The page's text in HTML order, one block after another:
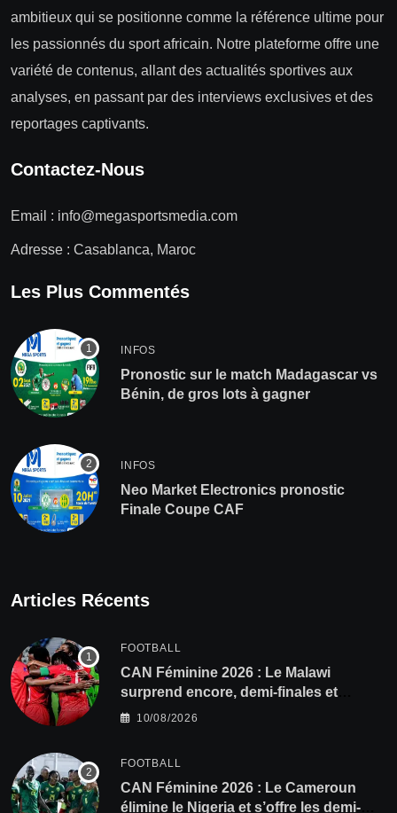
ambitieux qui se positionne comme la référence ultime pour
les passionnés du sport africain. Notre plateforme offre une
variété de contenus, allant des actualités sportives aux
analyses, en passant par des interviews exclusives et des
reportages captivants.
Contactez-Nous
Email : info@megasportsmedia.com
Adresse : Casablanca, Maroc
Les Plus Commentés
INFOS
Pronostic sur le match Madagascar vs
Bénin, de gros lots à gagner
INFOS
Neo Market Electronics pronostic
Finale Coupe CAF
Articles Récents
FOOTBALL
CAN Féminine 2026 : Le Malawi
surprend encore, demi-finales et
Mondial pour les Scorchers !
10/08/2026
FOOTBALL
CAN Féminine 2026 : Le Cameroun
élimine le Nigeria et s’offre les demi-